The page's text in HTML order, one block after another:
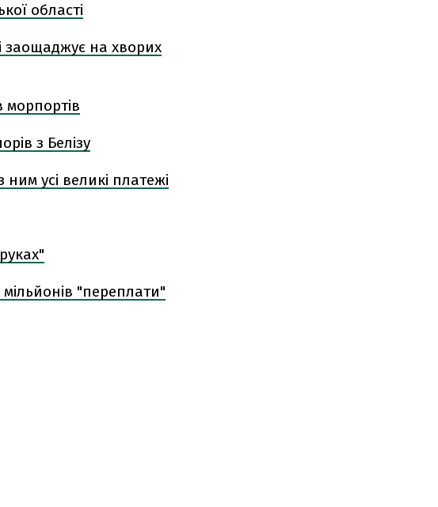
області
заощаджує на хворих
морпортів
з Белізу
усі великі платежі
"переплати"